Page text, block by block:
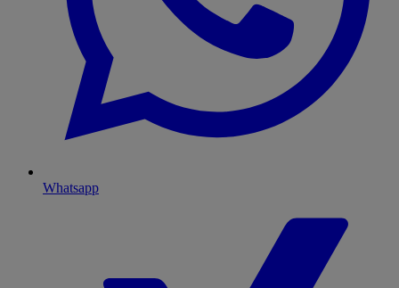
Whatsapp